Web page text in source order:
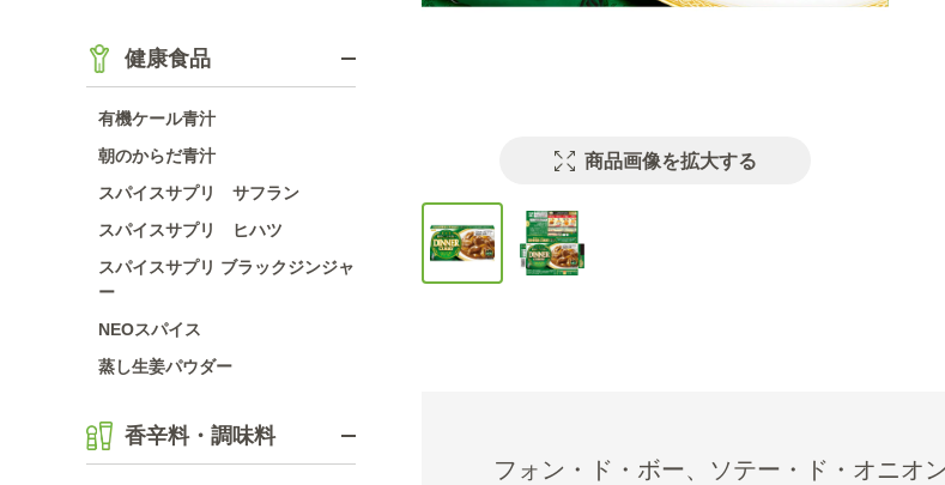
健康食品
有機ケール青汁
朝のからだ青汁
スパイスサプリ サフラン
スパイスサプリ ヒハツ
スパイスサプリ ブラックジンジャ
ー
NEOスパイス
蒸し生姜パウダー
香辛料・調味料
商品画像を拡大する
フォン・ド・ボー、ソテー・ド・オニオ